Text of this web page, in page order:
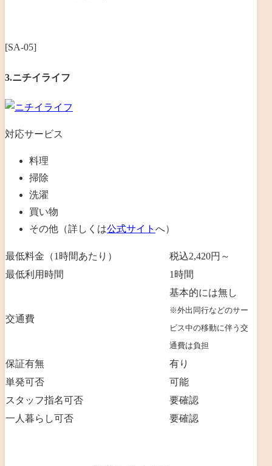
[SA-05]
3.ニチイライフ
対応サービス
料理
掃除
洗濯
買い物
その他（詳しくは公式サイト へ）
最低料金（1時間あたり）
税込2,420円～
最低利用時間
1時間
交通費
基本的には無し
※外出同行などのサー
ビス中の移動に伴う交
通費は負担
保証有無
有り
単発可否
可能
スタッフ指名可否
要確認
一人暮らし可否
要確認